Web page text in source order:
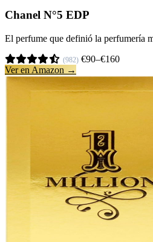
Chanel N°5 EDP
El perfume que definió la perfumería
(982) €90–€160
Ver en Amazon →